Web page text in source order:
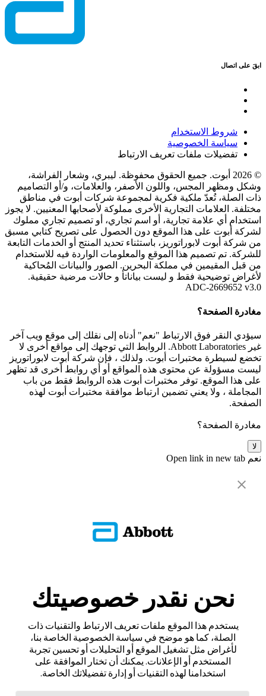
ابقَ على اتصال
شروط الاستخدام
سياسة الخصوصية
تفضيلات ملفات تعريف الارتباط
© 2026 أبوت. جميع الحقوق محفوظة. ليبري، وشعار الفراشة،
وشكل ومظهر المجس، واللون الأصفر، والعلامات، و/أو التصاميم
ذات الصلة، تُعدّ ملكية فكرية لمجموعة شركات أبوت في مناطق
مختلفة. العلامات التجارية الأخرى مملوكة لأصحابها المعنيين. لا يجوز
استخدام أي علامة تجارية، أو اسم تجاري، أو تصميم تجاري مملوك
لشركة أبوت على هذا الموقع دون الحصول على تصريح كتابي مسبق
من شركة أبوت لابوراتوريز، باستثناء تحديد المنتج أو الخدمات التابعة
للشركة. تم تصميم هذا الموقع والمعلومات الواردة فيه للاستخدام
من قبل المقيمين في مملكة البحرين. الصور والبيانات المُحاكية
لأغراض توضيحية فقط و ليست بياناتأ و حالات مرضية حقيقية.
ADC-2669652 v3.0
مغادرة الصفحة؟
سيؤدي النقر فوق الارتباط "نعم" أدناه إلى نقلك إلى موقع ويب آخر
غير Abbott Laboratories. الروابط التي توجهك إلى مواقع أخرى لا
تخضع لسيطرة مختبرات أبوت. ولذلك ، فإن شركة أبوت لابوراتوريز
ليست مسؤولة عن محتوى هذه المواقع أو أي روابط أخرى قد تظهر
على هذا الموقع. توفر مختبرات أبوت هذه الروابط فقط من باب
المجاملة ، ولا يعني تضمين ارتباط موافقة مختبرات أبوت لهذه
الصفحة.
مغادرة الصفحة؟
لا
نعم Open link in new tab
نحن نقدر خصوصيتك
يستخدم هذا الموقع ملفات تعريف الارتباط والتقنيات ذات
الصلة، كما هو موضح في سياسة الخصوصية الخاصة بنا،
لأغراض مثل تشغيل الموقع أو التحليلات أو تحسين تجربة
المستخدم أو الإعلانات. يمكنك أن تختار الموافقة على
استخدامنا لهذه التقنيات أو إدارة تفضيلاتك الخاصة.